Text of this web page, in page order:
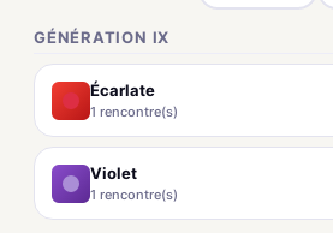
GÉNÉRATION IX
Écarlate
1 rencontre(s)
Violet
1 rencontre(s)